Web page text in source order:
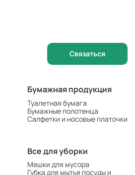
Связаться
Бумажная продукция
Туалетная бумага
Бумажные полотенца
Салфетки и носовые платочки
Все для уборки
Мешки для мусора
Губка для мытья посуды и